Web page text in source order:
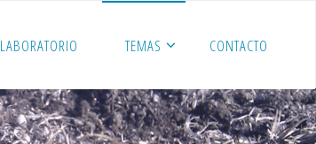
LABORATORIO TEMAS CONTACTO